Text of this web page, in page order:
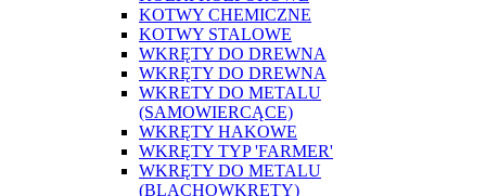
KOTWY CHEMICZNE
KOTWY STALOWE
WKRĘTY DO DREWNA
WKRĘTY DO DREWNA
WKRETY DO METALU
(SAMOWIERCĄCE)
WKRĘTY HAKOWE
WKRĘTY TYP 'FARMER'
WKRĘTY DO METALU
(BLACHOWKRĘTY)